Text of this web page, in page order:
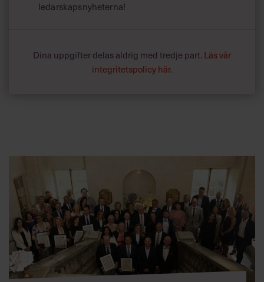
ledarskapsnyheterna!
Dina uppgifter delas aldrig med tredje part. Läs vår
integritetspolicy här.